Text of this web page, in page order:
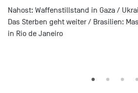
Nahost: Waffenstillstand in Gaza /
Das Sterben geht weiter / Brasilien:
in Rio de Janeiro